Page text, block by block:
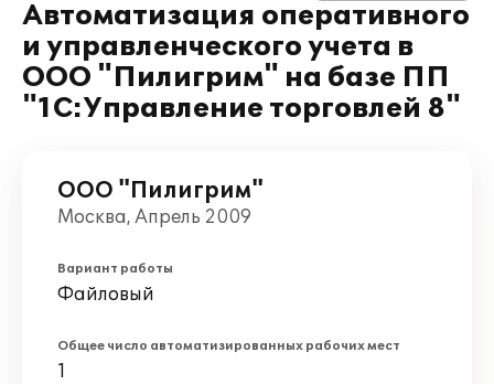
Автоматизация оперативного
и управленческого учета в
ООО "Пилигрим" на базе ПП
"1С:Управление торговлей 8"
ООО "Пилигрим"
Москва, Апрель 2009
Вариант работы
Файловый
Общее число автоматизированных рабочих мест
1